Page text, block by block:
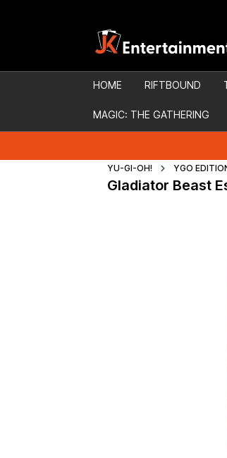
HOME RIFTBOUND
MAGIC: THE GATHERING
YU-GI-OH! YGO
Gladiator Beast